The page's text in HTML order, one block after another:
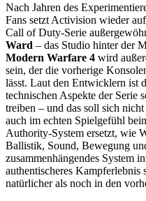
Nach Jahren des
Fans setzt Activision wieder
Call of Duty-Serie
Ward – das Studio hinter der
Modern Warfare 4 wird
sein, der die vorherige
lässt. Laut den Entwicklern ist
technischen Aspekte der Serie
treiben – und das soll sich
auch im echten Spielgefühl
Authority-System ersetzt, wie
Ballistik, Sound, Bewegung
zusammenhängendes System
authentischeres
natürlicher als noch in den